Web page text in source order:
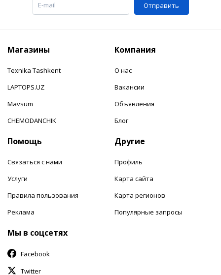
Отправить
Магазины
Texnika Tashkent
LAPTOPS.UZ
Mavsum
CHEMODANCHIK
Компания
О нас
Вакансии
Объявления
Блог
Помощь
Связаться с нами
Услуги
Правила пользования
Реклама
Другие
Профиль
Карта сайта
Карта регионов
Популярные запросы
Мы в соцсетях
Facebook
Twitter